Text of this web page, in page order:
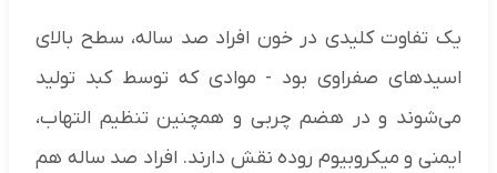
یک تفاوت کلیدی در خون افراد صد ساله، سطح بالای
اسید‌های صفراوی بود - موادی که توسط کبد تولید
می‌شوند و در هضم چربی و همچنین تنظیم التهاب،
ایمنی و میکروبیوم روده نقش دارند. افراد صد ساله هم